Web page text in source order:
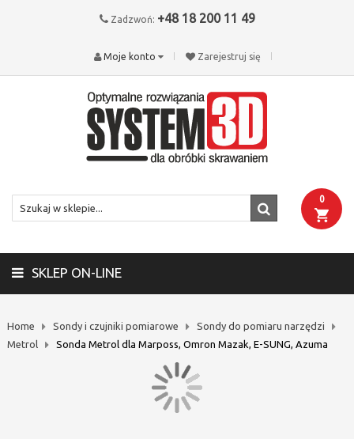
Zadzwoń: +48 18 200 11 49
Zarejestruj się
Moje konto
0
SKLEP ON-LINE
Home Sondy i czujniki pomiarowe
Sondy do pomiaru narzędzi
Metrol
Sonda Metrol dla Marposs, Omron Mazak, E-SUNG, Azuma